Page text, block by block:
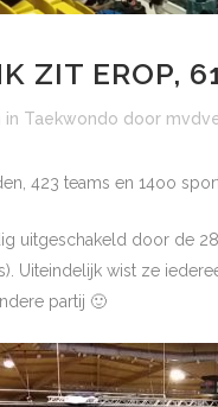
ZIT EROP,
in Taekwondo door
423 teams en 14oo
uitgeschakeld door de
Uiteindelijk wist ze
partij 🙂